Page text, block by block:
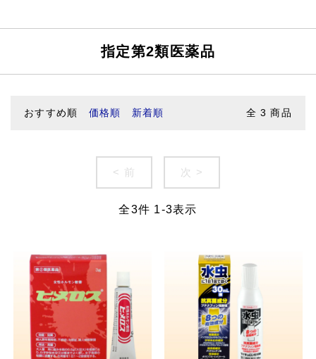
指定第2類医薬品
おすすめ順 価格順 新着順 全 3 商品
< 前 次 >
全3件 1-3表示